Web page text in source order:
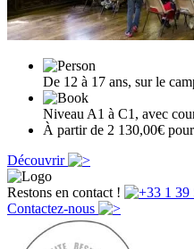
De 12 à 17 ans, sur le
Niveau A1 à C1, avec
À partir de 2 130,00€
Découvrir
Restons en contact !
Contactez-nous